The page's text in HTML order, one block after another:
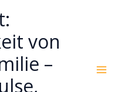
von
–